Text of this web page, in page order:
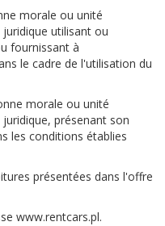
morale ou unité
utilisant ou
fournissant à
le cadre de l'utilisation du
morale ou unité
présenant son
les conditions établies
présentées dans l'offre
www.rentcars.pl.